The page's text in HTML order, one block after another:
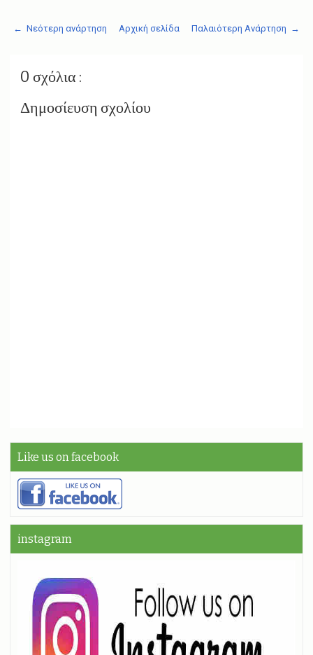
← Νεότερη ανάρτηση Παλαιότερη Ανάρτηση →
Αρχική σελίδα
0 σχόλια :
Δημοσίευση σχολίου
Like us on facebook
instagram